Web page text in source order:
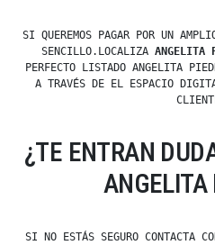
SI QUEREMOS PAGAR POR UN
SENCILLO.LOCALIZA ANGELITA
PERFECTO LISTADO ANGELITA
A TRAVÉS DE EL ESPACIO
¿TE ENTRAN
ANGELITA
SI NO ESTÁS SEGURO CONTACTA